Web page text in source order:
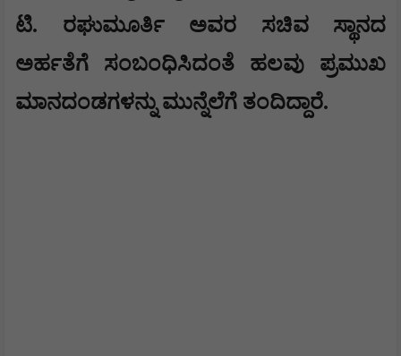
ಟಿ. ರಘುಮೂರ್ತಿ ಅವರ ಸಚಿವ ಸ್ಥಾನದ
ಅರ್ಹತೆಗೆ ಸಂಬಂಧಿಸಿದಂತೆ ಹಲವು ಪ್ರಮುಖ
ಮಾನದಂಡಗಳನ್ನು ಮುನ್ನೆಲೆಗೆ ತಂದಿದ್ದಾರೆ.